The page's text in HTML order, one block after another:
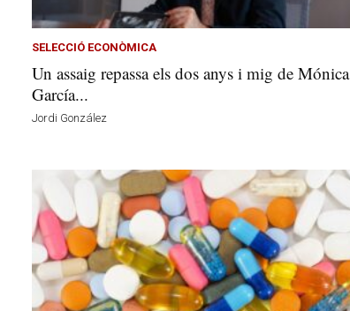
SELECCIÓ ECONÒMICA
Un assaig repassa els dos anys i mig de Mónica
García...
Jordi González